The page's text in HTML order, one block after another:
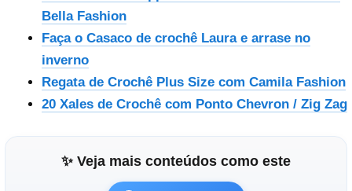
Bella Fashion
Faça o Casaco de crochê Laura e arrase no
inverno
Regata de Crochê Plus Size com Camila Fashion
20 Xales de Crochê com Ponto Chevron / Zig Zag
✨ Veja mais conteúdos como este